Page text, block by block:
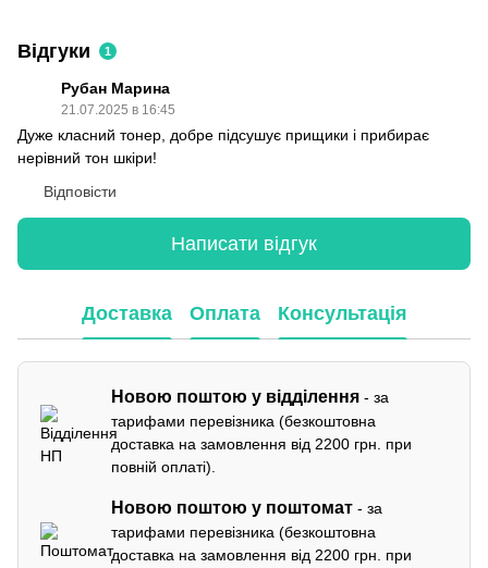
Відгуки 1
Рубан Марина
21.07.2025 в 16:45
Дуже класний тонер, добре підсушує прищики і прибирає
нерівний тон шкіри!
Відповісти
Написати відгук
Доставка Оплата Консультація
Новою поштою у відділення - за
тарифами перевізника (безкоштовна
доставка на замовлення від 2200 грн. при
повній оплаті).
Новою поштою у поштомат - за
тарифами перевізника (безкоштовна
доставка на замовлення від 2200 грн. при